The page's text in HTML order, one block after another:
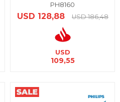
PH8160
USD 128,88 USD 186,48
USD
109,55